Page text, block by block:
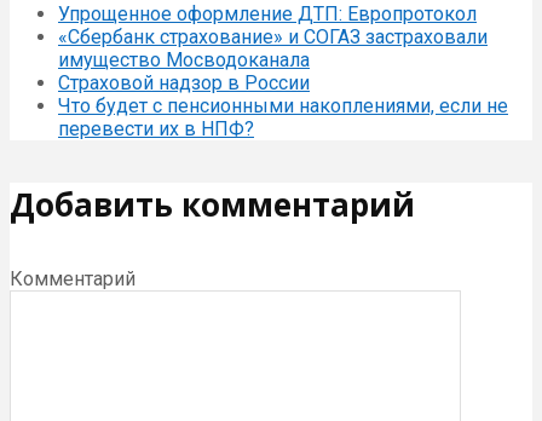
Упрощенное оформление ДТП: Европротокол
«Сбербанк страхование» и СОГАЗ застраховали
имущество Мосводоканала
Страховой надзор в России
Что будет с пенсионными накоплениями, если не
перевести их в НПФ?
Добавить комментарий
Комментарий